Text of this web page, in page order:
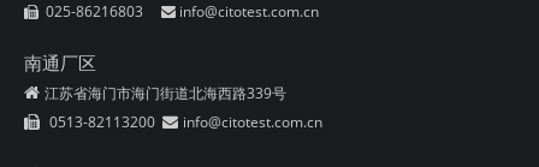
 025-86216803  info@citotest.com.cn
南通厂区
 江苏省海门市海门街道北海西路339号
 0513-82113200  info@citotest.com.cn